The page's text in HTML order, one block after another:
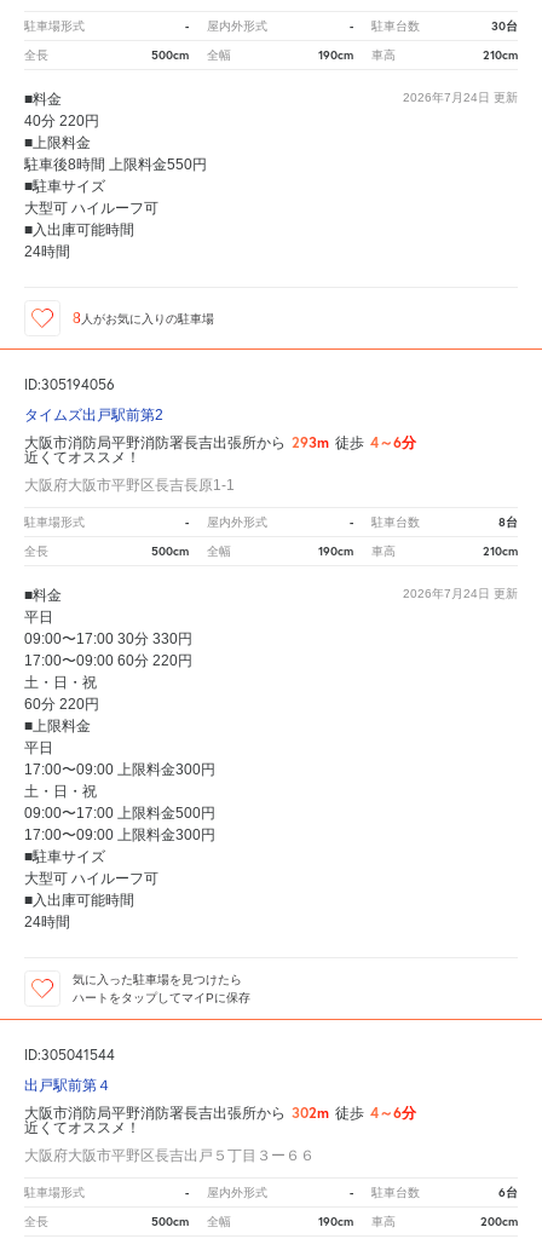
駐車場形式 - 屋内外形式 - 駐車台数 30台
全長 500cm 全幅 190cm 車高 210cm
2026年7月24日 更新
■料金
40分 220円
■上限料金
駐車後8時間 上限料金550円
■駐車サイズ
大型可 ハイルーフ可
■入出庫可能時間
24時間
8人がお気に入りの駐車場
ID:305194056
タイムズ出戸駅前第2
大阪市消防局平野消防署長吉出張所から 293m 徒歩 4～6分
近くてオススメ！
大阪府大阪市平野区長吉長原1-1
駐車場形式 - 屋内外形式 - 駐車台数 8台
全長 500cm 全幅 190cm 車高 210cm
2026年7月24日 更新
■料金
平日
09:00〜17:00 30分 330円
17:00〜09:00 60分 220円
土・日・祝
60分 220円
■上限料金
平日
17:00〜09:00 上限料金300円
土・日・祝
09:00〜17:00 上限料金500円
17:00〜09:00 上限料金300円
■駐車サイズ
大型可 ハイルーフ可
■入出庫可能時間
24時間
気に入った駐車場を見つけたら
ハートをタップしてマイPに保存
ID:305041544
出戸駅前第４
大阪市消防局平野消防署長吉出張所から 302m 徒歩 4～6分
近くてオススメ！
大阪府大阪市平野区長吉出戸５丁目３ー６６
駐車場形式 - 屋内外形式 - 駐車台数 6台
全長 500cm 全幅 190cm 車高 200cm